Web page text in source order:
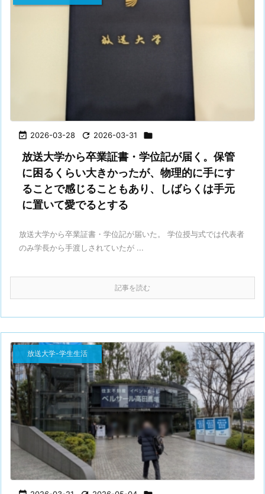
 2026-03-28  2026-03-31 
放送大学から卒業証書・学位記が届く。保管
に困るくらい大きかったが、物理的に手にす
ることで感じることもあり、しばらくは手元
に置いて愛でるとする
放送大学から卒業証書・学位記が届いた。 学位授与式では代表者
のみ学長から手渡しされていたが ...
記事を読む
放送大学-学生生活